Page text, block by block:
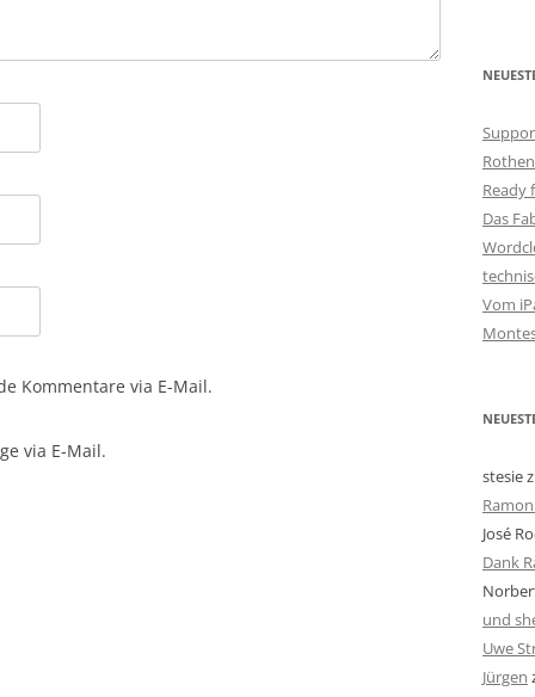
Kommentare via E-Mail.
via E-Mail.
Ready
Das
Vom
stesie
José
Dank
und
Uwe
Jürgen